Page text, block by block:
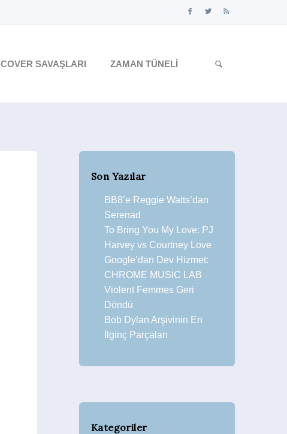
COVER SAVAŞLARI ZAMAN TÜNELI
Son Yazılar
BB8’e Reggie Watts’dan
Serenad
To Bring You My Love: PJ
Harvey vs Courtney Love
Google’dan Dev Hizmet:
CHROME MUSIC LAB
Violent Femmes Geri
Döndü
Bob Dylan Arşivinin En
İlginç Parçaları
Kategoriler